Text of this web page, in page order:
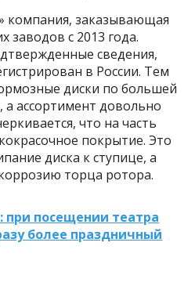
компания, заказывающая
заводов с 2013 года.
сведения,
в России. Тем
диски по большей
ассортимент довольно
что на часть
покрытие. Это
диска к ступице, а
торца ротора.
при посещении театра
более праздничный